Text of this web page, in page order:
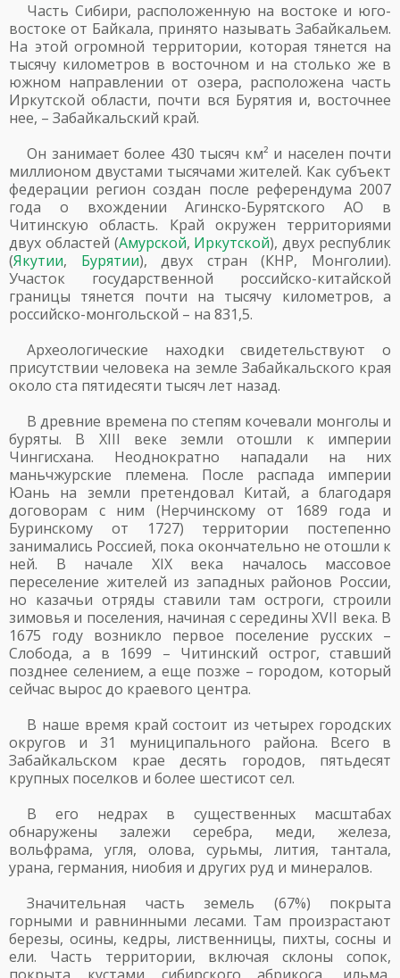
Часть Сибири, расположенную на востоке и юго-
востоке от Байкала, принято называть Забайкальем.
На этой огромной территории, которая тянется на
тысячу километров в восточном и на столько же в
южном направлении от озера, расположена часть
Иркутской области, почти вся Бурятия и, восточнее
нее, – Забайкальский край.
Он занимает более 430 тысяч км² и населен почти
миллионом двустами тысячами жителей. Как субъект
федерации регион создан после референдума 2007
года о вхождении Агинско-Бурятского АО в
Читинскую область. Край окружен территориями
двух областей (Амурской, Иркутской), двух республик
(Якутии, Бурятии), двух стран (КНР, Монголии).
Участок государственной российско-китайской
границы тянется почти на тысячу километров, а
российско-монгольской – на 831,5.
Археологические находки свидетельствуют о
присутствии человека на земле Забайкальского края
около ста пятидесяти тысяч лет назад.
В древние времена по степям кочевали монголы и
буряты. В XIII веке земли отошли к империи
Чингисхана. Неоднократно нападали на них
маньчжурские племена. После распада империи
Юань на земли претендовал Китай, а благодаря
договорам с ним (Нерчинскому от 1689 года и
Буринскому от 1727) территории постепенно
занимались Россией, пока окончательно не отошли к
ней. В начале XIX века началось массовое
переселение жителей из западных районов России,
но казачьи отряды ставили там остроги, строили
зимовья и поселения, начиная с середины XVII века. В
1675 году возникло первое поселение русских –
Слобода, а в 1699 – Читинский острог, ставший
позднее селением, а еще позже – городом, который
сейчас вырос до краевого центра.
В наше время край состоит из четырех городских
округов и 31 муниципального района. Всего в
Забайкальском крае десять городов, пятьдесят
крупных поселков и более шестисот сел.
В его недрах в существенных масштабах
обнаружены залежи серебра, меди, железа,
вольфрама, угля, олова, сурьмы, лития, тантала,
урана, германия, ниобия и других руд и минералов.
Значительная часть земель (67%) покрыта
горными и равнинными лесами. Там произрастают
березы, осины, кедры, лиственницы, пихты, сосны и
ели. Часть территории, включая склоны сопок,